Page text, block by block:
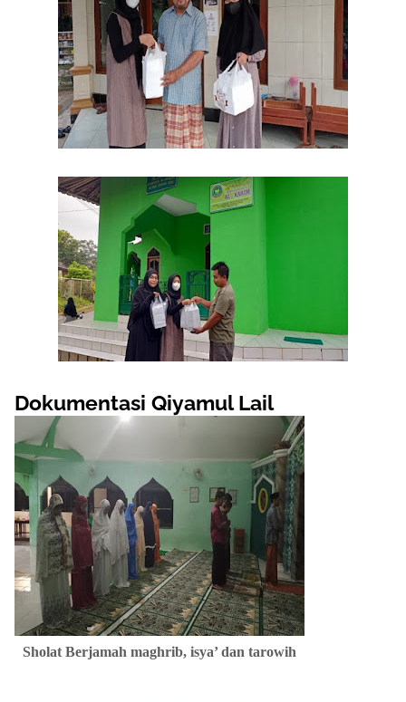
Dokumentasi Qiyamul Lail
Sholat Berjamah maghrib, isya’ dan tarowih